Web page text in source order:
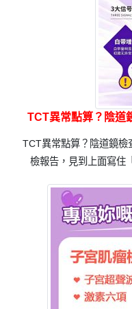
TCT異常點算？陰道
TCT異常點算？陰道鏡檢
檢報告，見到上面寫住